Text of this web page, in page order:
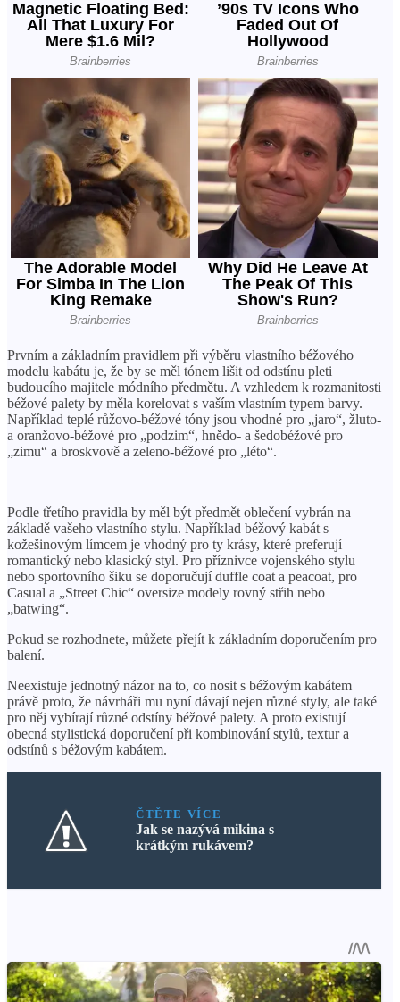
Prvním a základním pravidlem při výběru vlastního béžového
modelu kabátu je, že by se měl tónem lišit od odstínu pleti
budoucího majitele módního předmětu. A vzhledem k rozmanitosti
béžové palety by měla korelovat s vaším vlastním typem barvy.
Například teplé růžovo-béžové tóny jsou vhodné pro „jaro“, žluto-
a oranžovo-béžové pro „podzim“, hnědo- a šedobéžové pro
„zimu“ a broskvově a zeleno-béžové pro „léto“.
Podle třetího pravidla by měl být předmět oblečení vybrán na
základě vašeho vlastního stylu. Například béžový kabát s
kožešinovým límcem je vhodný pro ty krásy, které preferují
romantický nebo klasický styl. Pro příznivce vojenského stylu
nebo sportovního šiku se doporučují duffle coat a peacoat, pro
Casual a „Street Chic“ oversize modely rovný střih nebo
„batwing“.
Pokud se rozhodnete, můžete přejít k základním doporučením pro
balení.
Neexistuje jednotný názor na to, co nosit s béžovým kabátem
právě proto, že návrháři mu nyní dávají nejen různé styly, ale také
pro něj vybírají různé odstíny béžové palety. A proto existují
obecná stylistická doporučení při kombinování stylů, textur a
odstínů s béžovým kabátem.
ČTĚTE VÍCE
Jak se nazývá mikina s
krátkým rukávem?